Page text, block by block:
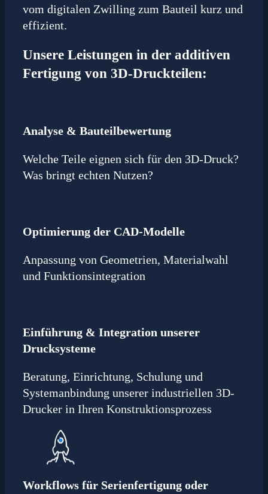
vom digitalen Zwilling zum Bauteil kurz und
effizient.
Unsere Leistungen in der additiven
Fertigung von 3D-Druckteilen:
Analyse & Bauteilbewertung
Welche Teile eignen sich für den 3D-Druck?
Was bringt echten Nutzen?
Optimierung der CAD-Modelle
Anpassung von Geometrien, Materialwahl
und Funktionsintegration
Einführung & Integration unserer
Drucksysteme
Beratung, Einrichtung, Schulung und
Systemanbindung unserer industriellen 3D-
Drucker in Ihren Konstruktionsprozess
Workflows für Serienfertigung oder